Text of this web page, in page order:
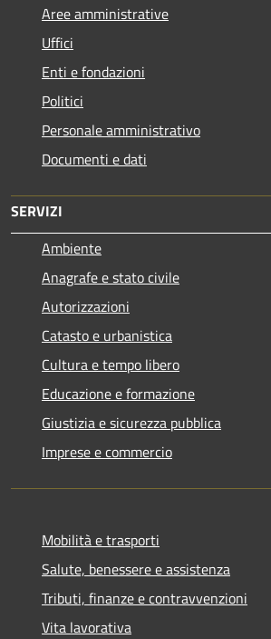
Aree amministrative
Uffici
Enti e fondazioni
Politici
Personale amministrativo
Documenti e dati
SERVIZI
Ambiente
Anagrafe e stato civile
Autorizzazioni
Catasto e urbanistica
Cultura e tempo libero
Educazione e formazione
Giustizia e sicurezza pubblica
Imprese e commercio
Mobilità e trasporti
Salute, benessere e assistenza
Tributi, finanze e contravvenzioni
Vita lavorativa